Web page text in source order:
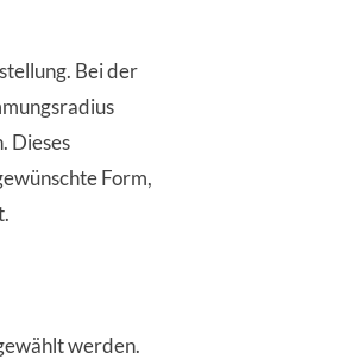
Bei der
Dieses
Form,
werden.